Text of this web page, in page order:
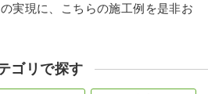
実現に、こちらの施工例を是非お
ゴリで探す